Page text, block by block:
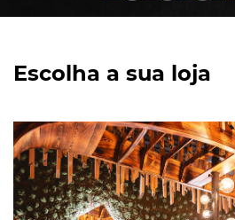
Escolha a sua loja